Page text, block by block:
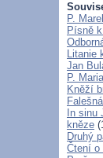
P.
Písně
Litanie
Jan
P.
Kněží
In
kněze
Druhý
Čtení o